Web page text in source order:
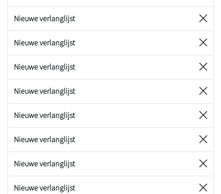
Nieuwe verlanglijst
Nieuwe verlanglijst
Nieuwe verlanglijst
Nieuwe verlanglijst
Nieuwe verlanglijst
Nieuwe verlanglijst
Nieuwe verlanglijst
Nieuwe verlanglijst